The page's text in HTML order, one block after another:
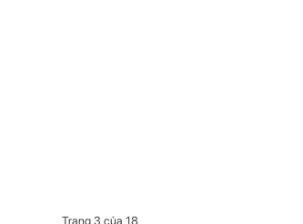
Trang 3 của 18